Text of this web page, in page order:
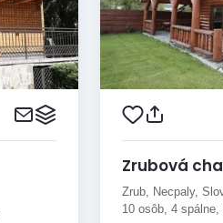
Zrubová
Zrub, Necpaly,
10 osôb, 4 spálne,